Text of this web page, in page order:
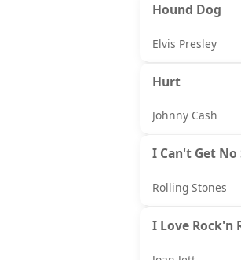
Hound Dog
Elvis Presley
Hurt
Johnny Cash
I Can't Get
Rolling Stones
I Love Rock'n